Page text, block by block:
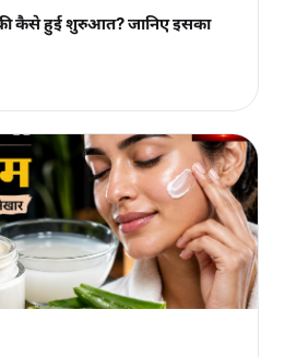
की कैसे हुई शुरुआत? जानिए इसका